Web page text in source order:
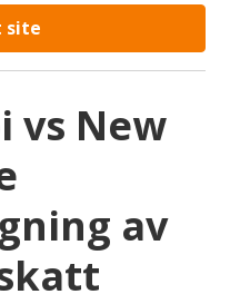
site
vs New
av